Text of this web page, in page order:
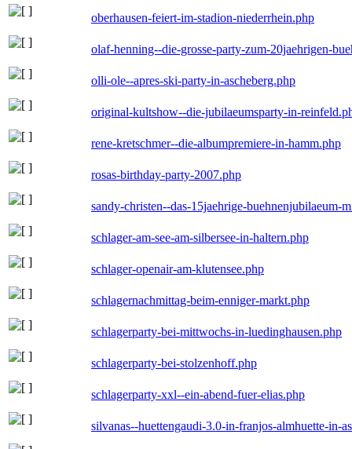
oberhausen-feiert-im-stadion-niederrhein.php
olaf-henning--die-grosse-party-zum-20jaehrigen-
olli-ole--apres-ski-party-in-ascheberg.php
original-kultshow--die-jubilaeumsparty-in-
rene-kretschmer--die-albumpremiere-in-hamm.php
rosas-birthday-party-2007.php
sandy-christen--das-15jaehrige-buehnenjubilaeum-
schlager-am-see-am-silbersee-in-haltern.php
schlager-openair-am-klutensee.php
schlagernachmittag-beim-enniger-markt.php
schlagerparty-bei-mittwochs-in-luedinghausen.php
schlagerparty-bei-stolzenhoff.php
schlagerparty-xxl--ein-abend-fuer-elias.php
silvanas--huettengaudi-3.0-in-franjos-almhuette-in-